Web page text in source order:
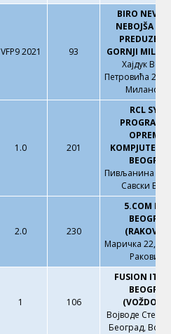
VFP9 2021 93
BIRO NEV
NEBOJŠA
GORNJI
Хајдук
Петровића 21,
1.0 201
RCL SYST
OPREMA I
KOMPJUTERI
BEOGRAD
Пивљанина
Савски
2.0 230
5.COM
BEOGRAD
Маричка 22,
Раковица
1 106
FUSION ITS
BEOGRAD
Војводе Степе
Београд,